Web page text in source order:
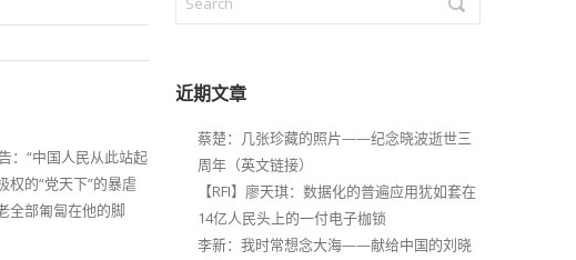
：“中国人民从此站起
权的“党天下”的暴虐
全部匍匐在他的脚
近期文章
蔡楚：几张珍藏的照片——纪念晓波逝世三
周年（英文链接）
【RFI】廖天琪：数据化的普遍应用犹如套在
14亿人民头上的一付电子枷锁
李新：我时常想念大海——献给中国的刘晓